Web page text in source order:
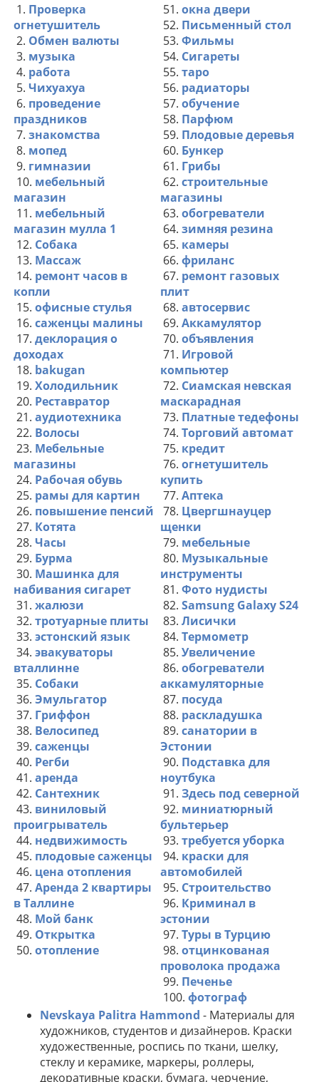
1. Проверка
огнетушитель
2. Обмен валюты
3. музыка
4. работа
5. Чихуахуа
6. проведение
праздников
7. знакомства
8. мопед
9. гимназии
10. мебельный
магазин
11. мебельный
магазин мулла 1
12. Собака
13. Массаж
14. ремонт часов в
копли
15. офисные стулья
16. саженцы малины
17. деклорация о
доходах
18. bakugan
19. Холодильник
20. Реставратор
21. аудиотехника
22. Волосы
23. Мебельные
магазины
24. Рабочая обувь
25. рамы для картин
26. повышение пенсий
27. Котята
28. Часы
29. Бурма
30. Машинка для
набивания сигарет
31. жалюзи
32. тротуарные плиты
33. эстонский язык
34. эвакуваторы
вталлинне
35. Собаки
36. Эмульгатор
37. Гриффон
38. Велосипед
39. саженцы
40. Регби
41. аренда
42. Сантехник
43. виниловый
проигрыватель
44. недвижимость
45. плодовые саженцы
46. цена отопления
47. Аренда 2 квартиры
в Таллине
48. Мой банк
49. Открытка
50. отопление
51. окна двери
52. Письменный стол
53. Фильмы
54. Сигареты
55. таро
56. радиаторы
57. обучение
58. Парфюм
59. Плодовые деревья
60. Бункер
61. Грибы
62. строительные
магазины
63. обогреватели
64. зимняя резина
65. камеры
66. фриланс
67. ремонт газовых
плит
68. автосервис
69. Аккамулятор
70. объявления
71. Игровой
компьютер
72. Сиамская невская
маскарадная
73. Платные тедефоны
74. Торговий автомат
75. кредит
76. огнетушитель
купить
77. Аптека
78. Цвергшнауцер
щенки
79. мебельные
80. Музыкальные
инструменты
81. Фото нудисты
82. Samsung Galaxy S24
83. Лисички
84. Термометр
85. Увеличение
86. обогреватели
аккамуляторные
87. посуда
88. раскладушка
89. санатории в
Эстонии
90. Подставка для
ноутбука
91. Здесь под северной
92. миниатюрный
бультерьер
93. требуется уборка
94. краски для
автомобилей
95. Строительство
96. Криминал в
эстонии
97. Туры в Турцию
98. отцинкованая
проволока продажа
99. Печенье
100. фотограф
Nevskaya Palitra Hammond - Материалы для
художников, студентов и дизайнеров. Краски
художественные, роспись по ткани, шелку,
стеклу и керамике, маркеры, роллеры,
декоративные краски, бумага, черчение,